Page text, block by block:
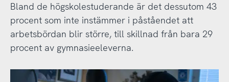
Bland de högskolestuderande är det dessutom 43
procent som inte instämmer i påståendet att
arbetsbördan blir större, till skillnad från bara 29
procent av gymnasieeleverna.